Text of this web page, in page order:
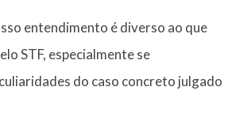
entendimento é diverso ao que
STF, especialmente se
do caso concreto julgado